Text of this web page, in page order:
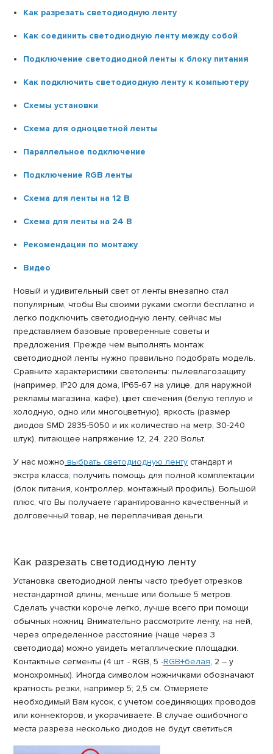
Как разрезать светодиодную ленту
Как соединить светодиодную ленту между собой
Подключение светодиодной ленты к блоку питания
Как подключить светодиодную ленту к компьютеру
Схемы установки
Схема для одноцветной ленты
Параллельное подключение
Подключение RGB ленты
Схема для ленты на 12 В
Схема для ленты на 24 В
Рекомендации по монтажу
Видео
Новый и удивительный свет от ленты внезапно стал
популярным, чтобы Вы своими руками смогли бесплатно и
легко подключить светодиодную ленту, сейчас мы
представляем базовые проверенные советы и
предложения. Прежде чем выполнять монтаж
светодиодной ленты нужно правильно подобрать модель.
Сравните характеристики светоленты: пылевлагозащиту
(например, ІР20 для дома, ІР65-67 на улице, для наружной
рекламы магазина, кафе), цвет свечения (белую теплую и
холодную, одно или многоцветную), яркость (размер
диодов SMD 2835-5050 и их количество на метр, 30-240
штук), питающее напряжение 12, 24, 220 Вольт.
У нас можно выбрать светодиодную ленту стандарт и
экстра класса, получить помощь для полной комплектации
(блок питания, контроллер, монтажный профиль). Большой
плюс, что Вы получаете гарантированно качественный и
долговечный товар, не переплачивая деньги.
Как разрезать светодиодную ленту
Установка светодиодной ленты часто требует отрезков
нестандартной длины, меньше или больше 5 метров.
Сделать участки короче легко, лучше всего при помощи
обычных ножниц. Внимательно рассмотрите ленту, на ней,
через определенное расстояние (чаще через 3
светодиода) можно увидеть металлические площадки.
Контактные сегменты (4 шт. - RGB, 5 -RGB+белая, 2 – у
монохромных). Иногда символом ножничками обозначают
кратность резки, например 5; 2,5 см. Отмеряете
необходимый Вам кусок, с учетом соединяющих проводов
или коннекторов, и укорачиваете. В случае ошибочного
места разреза несколько диодов не будут светиться.